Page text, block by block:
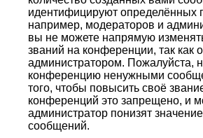
идентифицируют определённых
например, модераторов и
вы не можете напрямую
званий на конференции, так как
администратором. Пожалуйста,
конференцию ненужными
того, чтобы повысить своё
конференций это запрещено, и
администратор понизят
сообщений.